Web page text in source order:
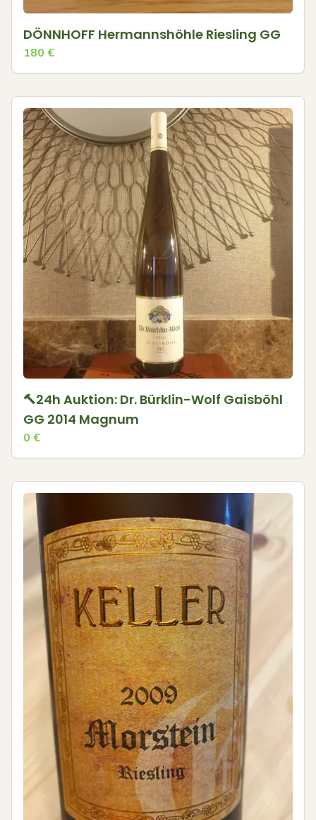
DÖNNHOFF Hermannshöhle Riesling GG
180 €
🔨24h Auktion: Dr. Bürklin-Wolf Gaisböhl
GG 2014 Magnum
0 €